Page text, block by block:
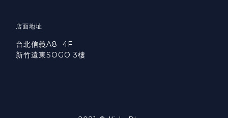
店面地址
台北信義A8 4F
新竹遠東SOGO 3樓